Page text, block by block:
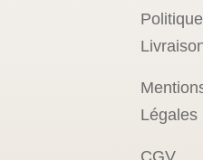
Légales
CGV